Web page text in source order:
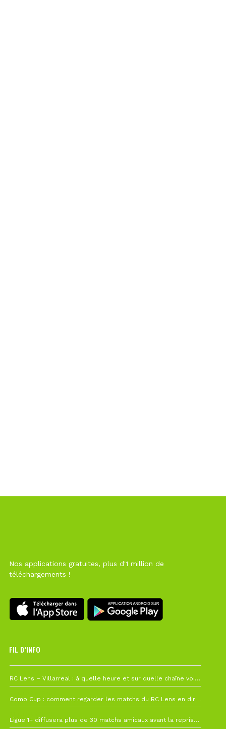
Nos applications gratuites, plus d'1 million de
téléchargements !
FIL D’INFO
RC Lens – Villarreal : à quelle heure et sur quelle chaîne voir la finale de la Como Cup ?
Como Cup : comment regarder les matchs du RC Lens en direct ?
Ligue 1+ diffusera plus de 30 matchs amicaux avant la reprise de la Ligue 1